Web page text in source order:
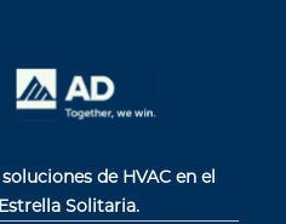
de HVAC en el
Solitaria.